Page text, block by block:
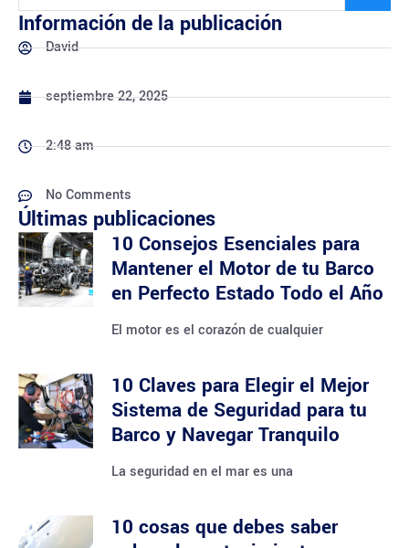
Información de la publicación
David
septiembre 22, 2025
2:48 am
No Comments
Últimas publicaciones
10 Consejos Esenciales para
Mantener el Motor de tu Barco
en Perfecto Estado Todo el Año
El motor es el corazón de cualquier
10 Claves para Elegir el Mejor
Sistema de Seguridad para tu
Barco y Navegar Tranquilo
La seguridad en el mar es una
10 cosas que debes saber